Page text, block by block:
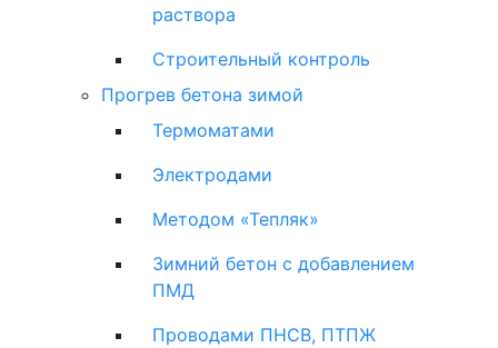
раствора
Строительный контроль
Прогрев бетона зимой
Термоматами
Электродами
Методом «Тепляк»
Зимний бетон с добавлением
ПМД
Проводами ПНСВ, ПТПЖ